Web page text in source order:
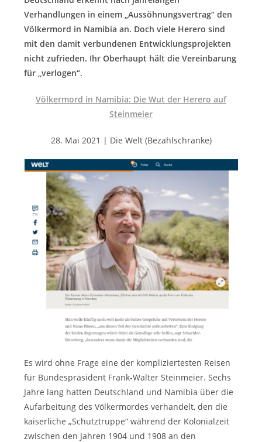
Verhandlungen in einem „Aussöhnungsvertrag“ den
Völkermord in Namibia an. Doch viele Herero sind
mit den damit verbundenen Entwicklungsprojekten
nicht zufrieden. Ihr Oberhaupt hält die Vereinbarung
für „verlogen“.
Völkermord in Namibia: Die Wut der Herero auf
Steinmeier
28. Mai 2021 | Die Welt (Bezahlschranke)
Es wird ohne Frage eine der kompliziertesten Reisen
für Bundespräsident Frank-Walter Steinmeier. Sechs
Jahre lang hatten Deutschland und Namibia über die
Aufarbeitung des Völkermordes verhandelt, den die
kaiserliche „Schutztruppe“ während der Kolonialzeit
zwischen den Jahren 1904 und 1908 an den